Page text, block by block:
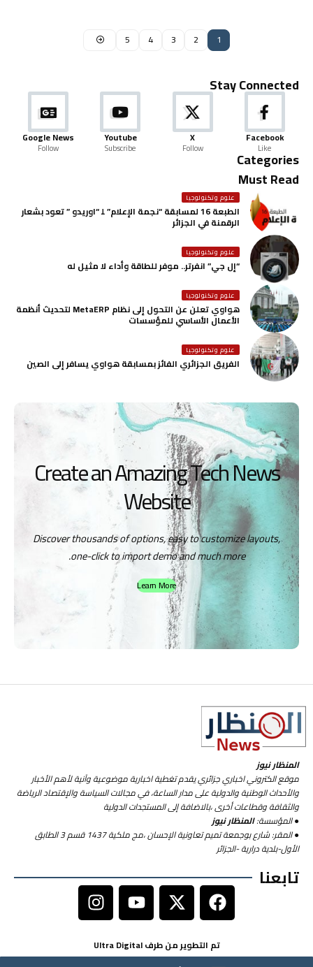
1
2
3
4
5
Stay Connected
Facebook
Like
X
Follow
Youtube
Subscribe
Google News
Follow
Categories
Must Read
علوم وتكنولوجيا
الطبعة 16 لمسابقة “نجمة الإعلام” ﻠ “اوريدو ” تعود بشعار
الرقمنة في الجزائر
علوم وتكنولوجيا
“إل جي” انفرتر.. موفر للطاقة وأداء لا مثيل له
علوم وتكنولوجيا
هواوي تعلن عن التحول إلى نظام MetaERP لتحديث أنظمة
الأعمال الأساسي للمؤسسات
علوم وتكنولوجيا
الفريق الجزائري الفائز بمسابقة هواوي يسافر إلى الصين
Create an Amazing Tech News
Website
Discover thousands of options, easy to customize layouts,
one-click to import demo and much more.
Learn More
المنظار نيوز
موقع الكتروني اخباري جزائري يقدم تغطية اخبارية موضوعية وآنية لأهم الأخبار
والأحداث الوطنية والدولية على مدار الساعة، في مجالات السياسة والإقتصاد الرياضة
والثقافة وقطاعات أخرى ،بالاضافة إلى المستجدات الدولية
● المؤسسة:المنظار نيوز
● المقر: شارع بوجمعة تميم تعاونية الإحسان ،مج ملكية 1437 قسم 3 الطابق
الأول-بلدية درارية -الجزائر
تابعنا
تم التطوير من طرف Ultra Digital